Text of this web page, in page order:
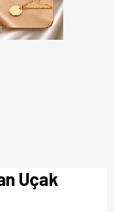
Uçak